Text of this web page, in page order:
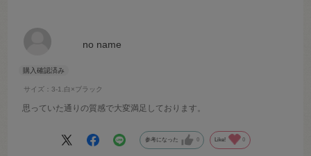
no name
サイズ：3-1.白×ブラック
思っていた通りの質感で大変満足しております。
参考になった 0 Like! 0